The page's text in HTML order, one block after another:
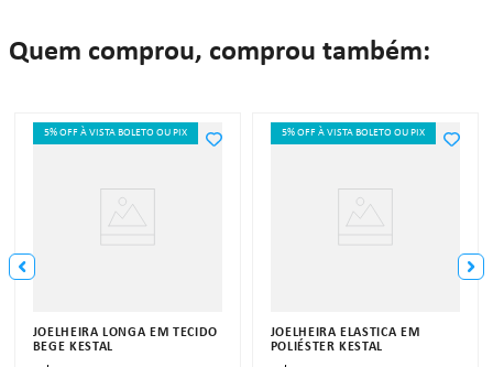
Quem comprou, comprou também:
5% OFF À VISTA BOLETO OU PIX
JOELHEIRA LONGA EM TECIDO
BEGE KESTAL
5% OFF À VISTA BOLETO OU PIX
JOELHEIRA ELÁSTICA EM
POLIÉSTER KESTAL